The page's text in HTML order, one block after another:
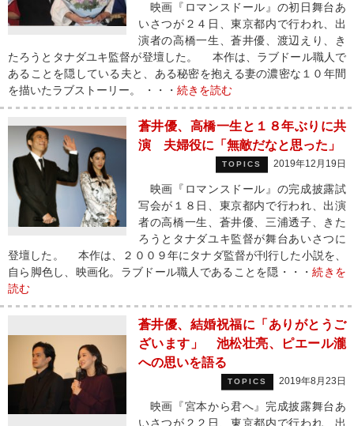
映画『ロマンスドール』の初日舞台あ
いさつが２４日、東京都内で行われ、出
演者の高橋一生、蒼井優、渡辺えり、き
たろうとタナダユキ監督が登壇した。 本作は、ラブドール職人で
あることを隠している夫と、ある秘密を抱える妻の濃密な１０年間
を描いたラブストーリー。 ・・・ 続きを読む
蒼井優、高橋一生と１８年ぶりに共
演 夫婦役に「無敵だなと思った」
TOPICS 2019年12月19日
映画『ロマンスドール』の完成披露試
写会が１８日、東京都内で行われ、出演
者の高橋一生、蒼井優、三浦透子、きた
ろうとタナダユキ監督が舞台あいさつに
登壇した。 本作は、２００９年にタナダ監督が刊行した小説を、
自ら脚色し、映画化。ラブドール職人であることを隠・・・続きを
読む
蒼井優、結婚祝福に「ありがとうご
ざいます」 池松壮亮、ピエール瀧
への思いを語る
TOPICS 2019年8月23日
映画『宮本から君へ』完成披露舞台あ
いさつが２２日、東京都内で行われ、出